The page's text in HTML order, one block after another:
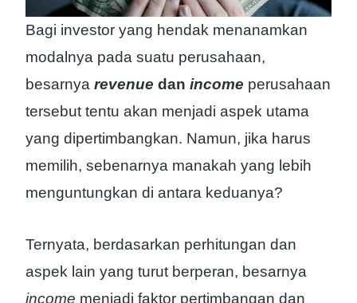
Bagi investor yang hendak menanamkan
modalnya pada suatu perusahaan,
besarnya revenue dan income perusahaan
tersebut tentu akan menjadi aspek utama
yang dipertimbangkan. Namun, jika harus
memilih, sebenarnya manakah yang lebih
menguntungkan di antara keduanya?
Ternyata, berdasarkan perhitungan dan
aspek lain yang turut berperan, besarnya
income menjadi faktor pertimbangan dan